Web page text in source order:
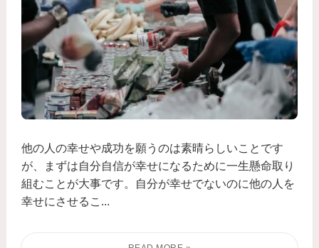
他の人の幸せや成功を願うのは素晴らしいことです
が、まずは自分自信が幸せになるために一生懸命取り
組むことが大事です。自分が幸せでないのに他の人を
幸せにさせるこ...